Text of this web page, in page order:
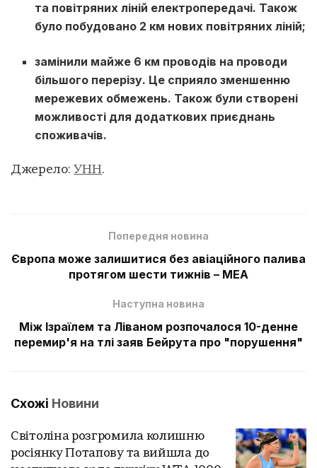
та повітряних ліній електропередачі. Також
було побудовано 2 км нових повітряних ліній;
замінили майже 6 км проводів на проводи
більшого перерізу. Це сприяло зменшенню
мережевих обмежень. Також були створені
можливості для додаткових приєднань
споживачів.
Джерело: УНН.
Попередня новина
Європа може залишитися без авіаційного палива
протягом шести тижнів – МЕА
Наступна новина
Між Ізраїлем та Ліваном розпочалося 10-денне
перемир'я на тлі заяв Бейрута про "порушення"
Схожі Новини
Світоліна розгромила колишню
росіянку Потапову та вийшла до